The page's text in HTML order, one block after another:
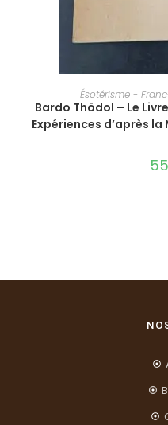
Ésotérisme -
Bardo Thödol – Le
Expériences d’après